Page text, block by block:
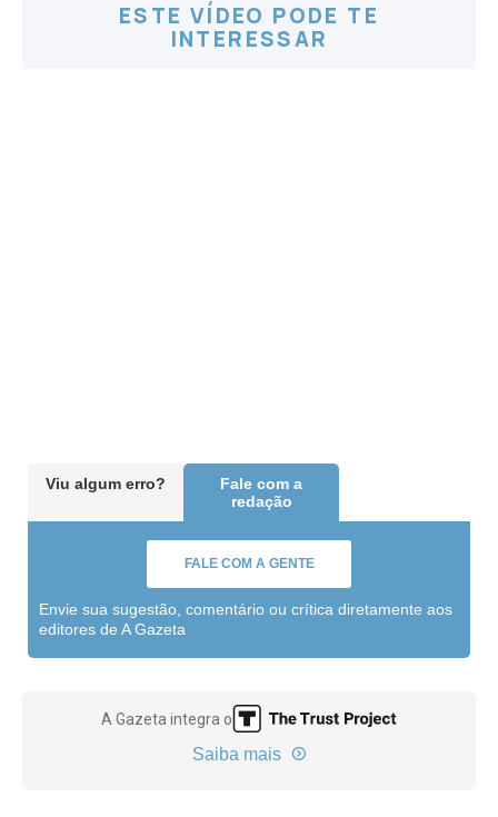
ESTE VÍDEO PODE TE
INTERESSAR
Viu algum erro?
Fale com a
redação
FALE COM A GENTE
Envie sua sugestão, comentário ou crítica diretamente aos
editores de A Gazeta
A Gazeta integra o
Saiba mais